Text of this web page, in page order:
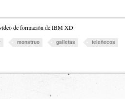
de formación de IBM XD
monstruo galletas teleñecos